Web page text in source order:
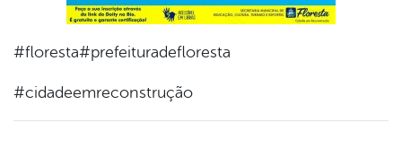
#floresta#prefeituradefloresta
#cidadeemreconstrução